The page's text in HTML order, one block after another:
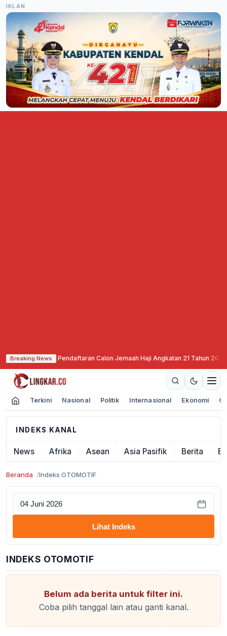
IKLAN
Breaking News
Mulai Buka Pendaftaran Calon Jemaah Haji Angkatan 21 Tahun 2027
Terkini Nasional Politik Internasional Ekonomi
INDEKS KANAL
News Afrika Asean Asia Pasifik Berita
Beranda Indeks OTOMOTIF
Lihat Indeks
INDEKS OTOMOTIF
Belum ada berita untuk filter ini.
Coba pilih tanggal lain atau ganti kanal.